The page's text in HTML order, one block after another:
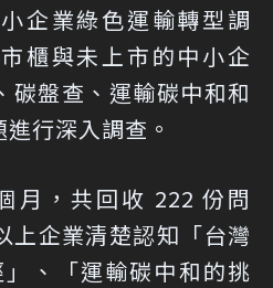
企業綠色運輸轉型調
櫃與未上市的中小企
碳盤查、運輸碳中和和
行深入調查。
月，共回收 222 份問
上企業清楚認知「台灣
、「運輸碳中和的挑